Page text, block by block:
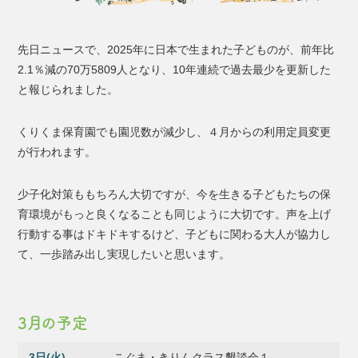
先日ニュースで、2025年に日本で生まれた子どものが、前年比
2.1％減の70万5809人となり、10年連続で過去最少を更新した
と報じられました。
くりくま保育園でも園児数が減少し、４月からの利用定員変更
が行われます。
少子化対策ももちろん大切ですが、今を生きる子どもたちの保
育環境がもっと良くなることも同じように大切です。声を上げ
行動する事はドキドキするけど、子どもに関わる大人が協力し
て、一歩踏み出し実現したいと思います。
3月の予定